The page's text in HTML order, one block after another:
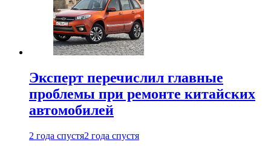
Эксперт перечислил главные
проблемы при ремонте китайских
автомобилей
2 года спустя2 года спустя